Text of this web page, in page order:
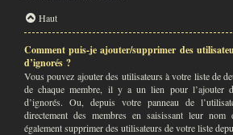
Haut
Comment puis-je ajouter/supprimer des
d’ignorés ?
Vous pouvez ajouter des utilisateurs à votre liste de
de chaque membre, il y a un lien pour l’ajouter
d’ignorés. Ou, depuis votre panneau de
directement des membres en saisissant leur nom
également supprimer des utilisateurs de votre liste